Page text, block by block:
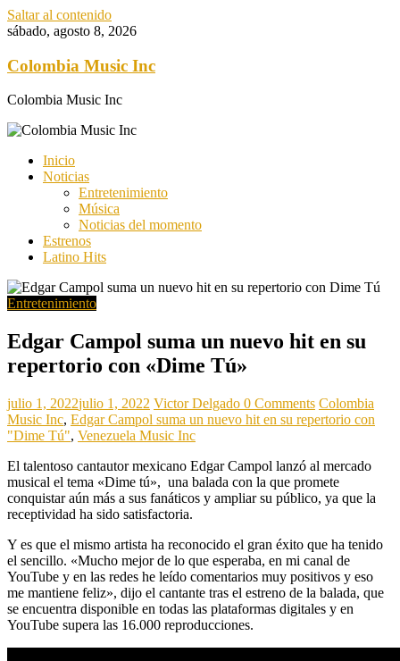
Saltar al contenido
sábado, agosto 8, 2026
Colombia Music Inc
Colombia Music Inc
Inicio
Noticias
Entretenimiento
Música
Noticias del momento
Estrenos
Latino Hits
Entretenimiento
Edgar Campol suma un nuevo hit en su
repertorio con «Dime Tú»
julio 1, 2022julio 1, 2022 Victor Delgado 0 Comments Colombia
Music Inc, Edgar Campol suma un nuevo hit en su repertorio con
"Dime Tú", Venezuela Music Inc
El talentoso cantautor mexicano Edgar Campol lanzó al mercado
musical el tema «Dime tú», una balada con la que promete
conquistar aún más a sus fanáticos y ampliar su público, ya que la
receptividad ha sido satisfactoria.
Y es que el mismo artista ha reconocido el gran éxito que ha tenido
el sencillo. «Mucho mejor de lo que esperaba, en mi canal de
YouTube y en las redes he leído comentarios muy positivos y eso
me mantiene feliz», dijo el cantante tras el estreno de la balada, que
se encuentra disponible en todas las plataformas digitales y en
YouTube supera las 16.000 reproducciones.